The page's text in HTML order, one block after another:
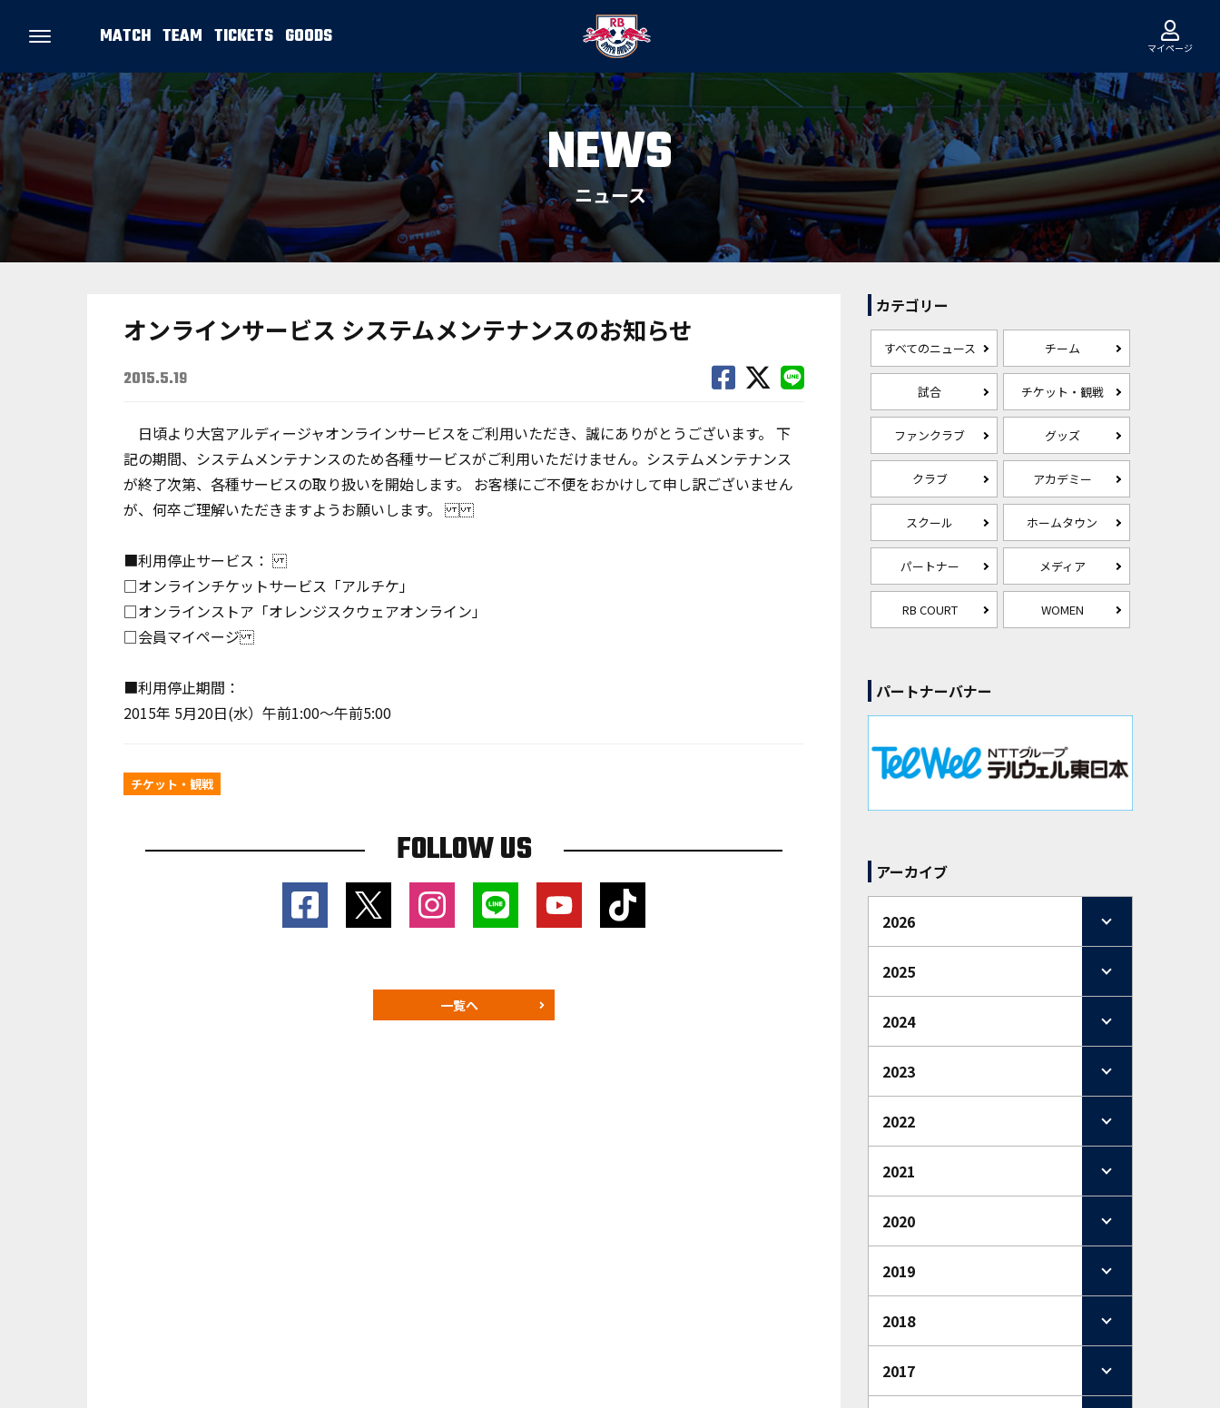
MATCH TEAM TICKETS GOODS マイページ
NEWS
ニュース
オンラインサービス システムメンテナンスのお知らせ
2015.5.19
日頃より大宮アルディージャオンラインサービスをご利用いただき、誠にありがとうございます。 下
記の期間、システムメンテナンスのため各種サービスがご利用いただけません。システムメンテナンス
が終了次第、各種サービスの取り扱いを開始します。 お客様にご不便をおかけして申し訳ございません
が、何卒ご理解いただきますようお願いします。
■利用停止サービス：
□オンラインチケットサービス「アルチケ」
□オンラインストア「オレンジスクウェアオンライン」
□会員マイページ
■利用停止期間：
2015年 5月20日(水）午前1:00～午前5:00
チケット・観戦
FOLLOW US
一覧へ
カテゴリー
すべてのニュース チーム
試合 チケット・観戦
ファンクラブ グッズ
クラブ アカデミー
スクール ホームタウン
パートナー メディア
RB COURT WOMEN
パートナーバナー
アーカイブ
2026
2025
2024
2023
2022
2021
2020
2019
2018
2017